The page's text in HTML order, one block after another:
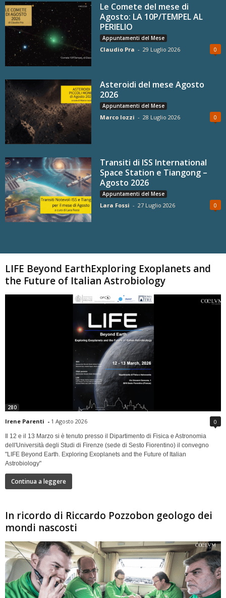
Le Comete del mese di
Agosto: LA 10P/TEMPEL AL
PERIELIO
Appuntamenti del Mese
Claudio Pra - 29 Luglio 2026 0
Asteroidi del mese Agosto
2026
Appuntamenti del Mese
Marco Iozzi - 28 Luglio 2026 0
Transiti di ISS International
Space Station e Tiangong –
Agosto 2026
Appuntamenti del Mese
Lara Fossi - 27 Luglio 2026 0
LIFE Beyond EarthExploring Exoplanets and
the Future of Italian Astrobiology
280
Irene Parenti - 1 Agosto 2026 0
Il 12 e il 13 Marzo si è tenuto presso il Dipartimento di Fisica e Astronomia
dell'Università degli Studi di Firenze (sede di Sesto Fiorentino) il convegno
"LIFE Beyond Earth. Exploring Exoplanets and the Future of Italian
Astrobiology"
Continua a leggere
In ricordo di Riccardo Pozzobon geologo dei
mondi nascosti